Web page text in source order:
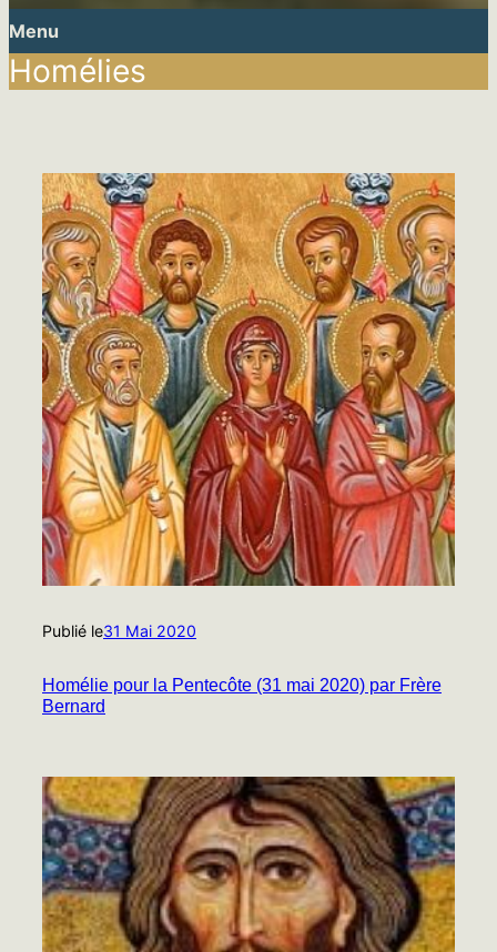
Menu
Homélies
Publié le31 Mai 2020
Homélie pour la Pentecôte (31 mai 2020) par Frère
Bernard